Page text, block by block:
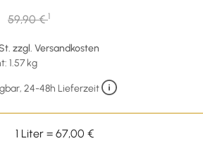
59,90 €1
zzgl. Versandkosten
1.57 kg
24-48h Lieferzeit
1 Liter = 67,00 €